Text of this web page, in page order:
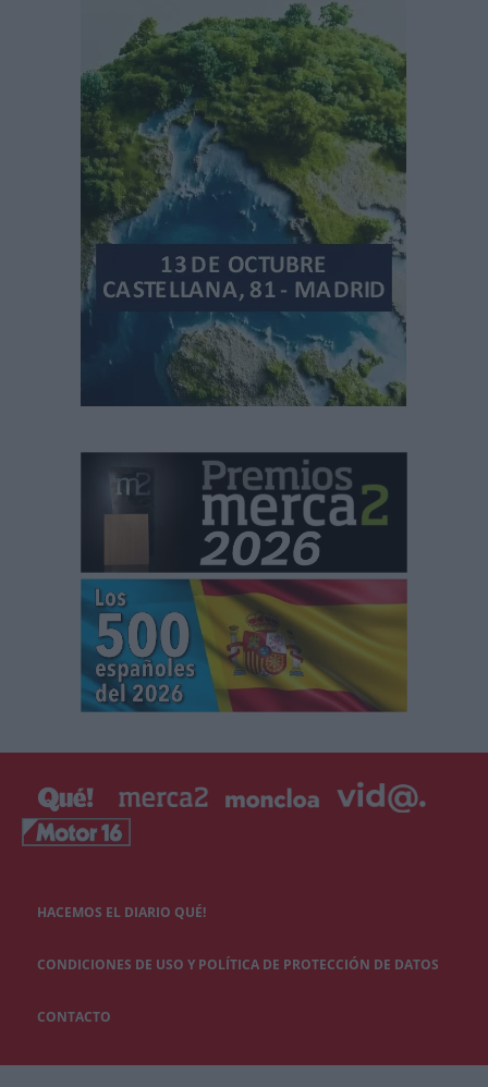
HACEMOS EL DIARIO QUÉ!
CONDICIONES DE USO Y POLÍTICA DE PROTECCIÓN DE DATOS
CONTACTO